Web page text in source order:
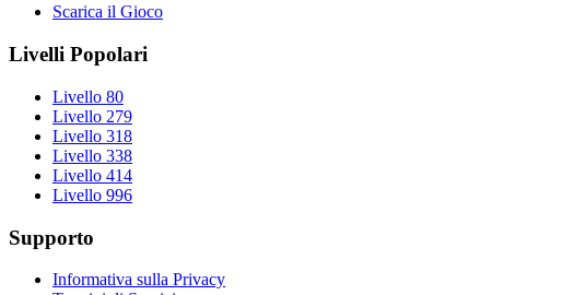
Scarica il Gioco
Livelli Popolari
Livello 80
Livello 279
Livello 318
Livello 338
Livello 414
Livello 996
Supporto
Informativa sulla Privacy